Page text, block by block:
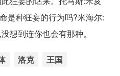
是种狂妄的行为吗?米海尔:
想到连你也会有那种。
洛克 王国